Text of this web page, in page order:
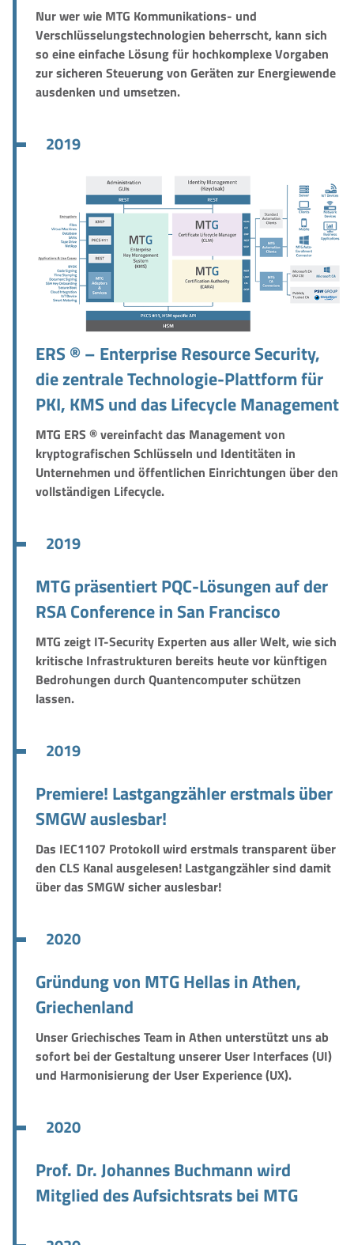
Nur wer wie MTG Kommunikations- und
Verschlüsselungstechnologien beherrscht, kann sich
so eine einfache Lösung für hochkomplexe Vorgaben
zur sicheren Steuerung von Geräten zur Energiewende
ausdenken und umsetzen.
2019
ERS ® – Enterprise Resource Security,
die zentrale Technologie-Plattform für
PKI, KMS und das Lifecycle Management
MTG ERS ® vereinfacht das Management von
kryptografischen Schlüsseln und Identitäten in
Unternehmen und öffentlichen Einrichtungen über den
vollständigen Lifecycle.
2019
MTG präsentiert PQC-Lösungen auf der
RSA Conference in San Francisco
MTG zeigt IT-Security Experten aus aller Welt, wie sich
kritische Infrastrukturen bereits heute vor künftigen
Bedrohungen durch Quantencomputer schützen
lassen.
2019
Premiere! Lastgangzähler erstmals über
SMGW auslesbar!
Das IEC1107 Protokoll wird erstmals transparent über
den CLS Kanal ausgelesen! Lastgangzähler sind damit
über das SMGW sicher auslesbar!
2020
Gründung von MTG Hellas in Athen,
Griechenland
Unser Griechisches Team in Athen unterstützt uns ab
sofort bei der Gestaltung unserer User Interfaces (UI)
und Harmonisierung der User Experience (UX).
2020
Prof. Dr. Johannes Buchmann wird
Mitglied des Aufsichtsrats bei MTG